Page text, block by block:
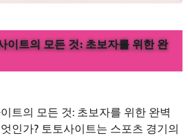
이트의 모든 것: 초보자를 위한 완
트의 모든 것: 초보자를 위한 완벽
인가? 토토사이트는 스포츠 경기의